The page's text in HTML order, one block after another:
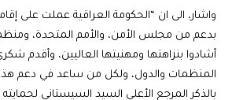
واشار، الى ان “الحكومة العراقية عملت على
بدعم من مجلس الأمن، والأمم المتحدة،
أشادوا بنزاهتها ومهنيتها العاليين، وأقدم
المنظمات والدول، ولكل من ساعد في دعم هذه
بالذكر المرجع الأعلى السيد السيستاني